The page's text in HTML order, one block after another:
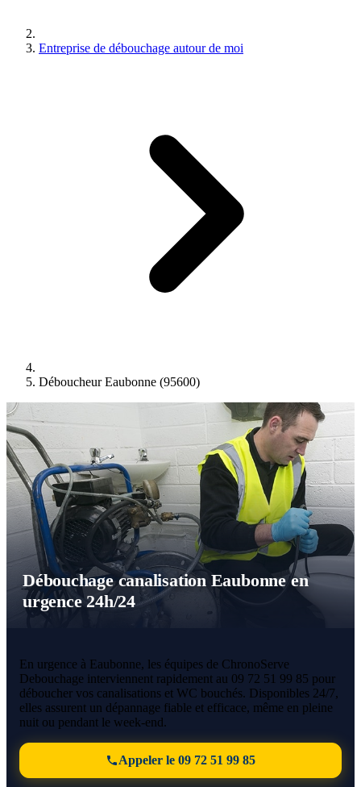
Entreprise de débouchage autour de moi
Déboucheur Eaubonne (95600)
Débouchage canalisation Eaubonne en
urgence 24h/24
En urgence à Eaubonne, les équipes de ChronoServe
Debouchage interviennent rapidement au 09 72 51 99 85 pour
déboucher vos canalisations et WC bouchés. Disponibles 24/7,
elles assurent un dépannage fiable et efficace, même en pleine
nuit ou pendant le week-end.
Appeler le 09 72 51 99 85